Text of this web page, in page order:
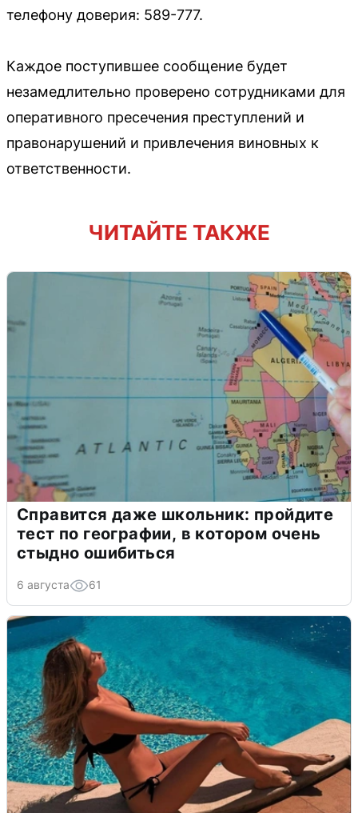
телефону доверия: 589-777.
Каждое поступившее сообщение будет
незамедлительно проверено сотрудниками для
оперативного пресечения преступлений и
правонарушений и привлечения виновных к
ответственности.
ЧИТАЙТЕ ТАКЖЕ
Справится даже школьник: пройдите
тест по географии, в котором очень
стыдно ошибиться
6 августа 61